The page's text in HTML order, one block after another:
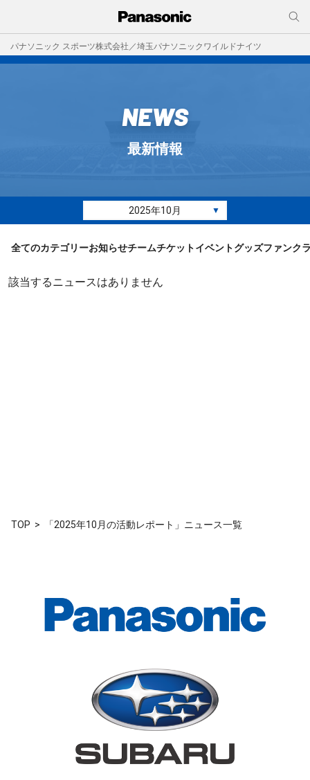
パナソニック スポーツ株式会社／埼玉パナソニックワイルドナイツ
NEWS
最新情報
2025年10月 ▼
全てのカテゴリーお知らせチームチケットイベントグッズファンク
該当するニュースはありません
TOP 「2025年10月の活動レポート」ニュース一覧